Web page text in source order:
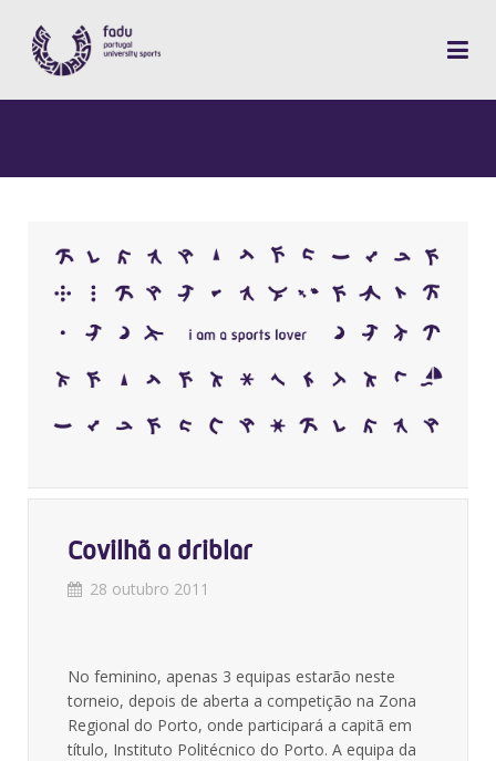
Covilhã a driblar
28 outubro 2011
No feminino, apenas 3 equipas estarão neste
torneio, depois de aberta a competição na Zona
Regional do Porto, onde participará a capitã em
título, Instituto Politécnico do Porto. A equipa da